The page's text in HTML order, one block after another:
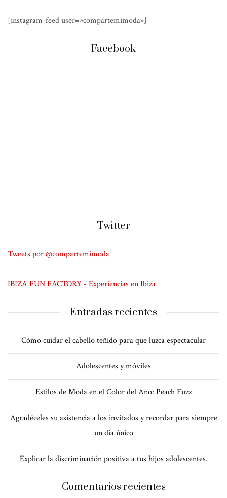
[instagram-feed user=»compartemimoda»]
Facebook
Twitter
Tweets por @compartemimoda
IBIZA FUN FACTORY - Experiencias en Ibiza
Entradas recientes
Cómo cuidar el cabello teñido para que luzca espectacular
Adolescentes y móviles
Estilos de Moda en el Color del Año: Peach Fuzz
Agradéceles su asistencia a los invitados y recordar para siempre
un día único
Explicar la discriminación positiva a tus hijos adolescentes.
Comentarios recientes